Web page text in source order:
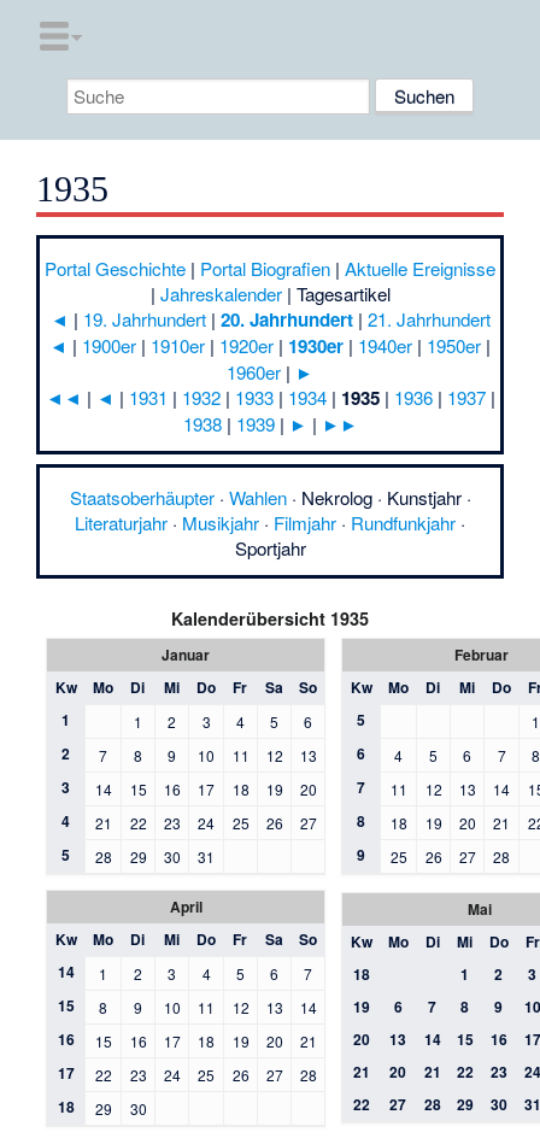
1935
Portal Geschichte | Portal Biografien | Aktuelle Ereignisse
| Jahreskalender| Tagesartikel
◄ | 19. Jahrhundert| 20. Jahrhundert| 21. Jahrhundert
◄ | 1900er | 1910er | 1920er | 1930er | 1940er | 1950er |
1960er | ►
◄◄ | ◄ | 1931 | 1932| 1933| 1934| 1935| 1936| 1937|
1938| 1939| ► | ►►
Staatsoberhäupter· Wahlen· Nekrolog· Kunstjahr·
Literaturjahr · Musikjahr · Filmjahr · Rundfunkjahr ·
Sportjahr
Kalenderübersicht 1935
Januar
Kw
Mo Di Mi Do Fr Sa
So
1
1 2 3 4 5 6
2 7 8 9 10 11 12 13
3 14 15 16 17 18 19 20
4 21 22 23 24 25 26 27
5 28 29 30 31
Februar
Kw
Mo Di Mi Do
5
1
6 4 5 6 7 8
7 11 12 13 14
8 18 19 20 21
9 25 26 27 28
April
Kw
Mo Di Mi Do Fr Sa
So
14
1 2 3 4 5 6 7
15 8 9 10 11 12 13 14
16 15 16 17 18 19 20 21
17 22 23 24 25 26 27 28
18 29 30
Mai
Kw
Mo Di Mi Do
Fr
18
1 2
3
19
6 7 8 9
10
20
13 14 15 16
17
21
20 21 22 23
24
22
27 28 29 30 31